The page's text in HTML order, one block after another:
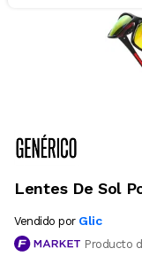
Lentes De Sol
Vendido por Glic
Producto